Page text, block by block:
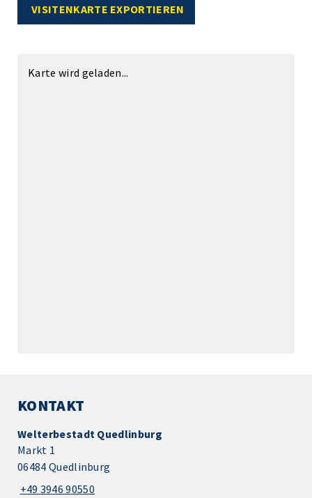
VISITENKARTE EXPORTIEREN
Karte wird geladen...
KONTAKT
Welterbestadt Quedlinburg
Markt 1
06484 Quedlinburg
+49 3946 90550